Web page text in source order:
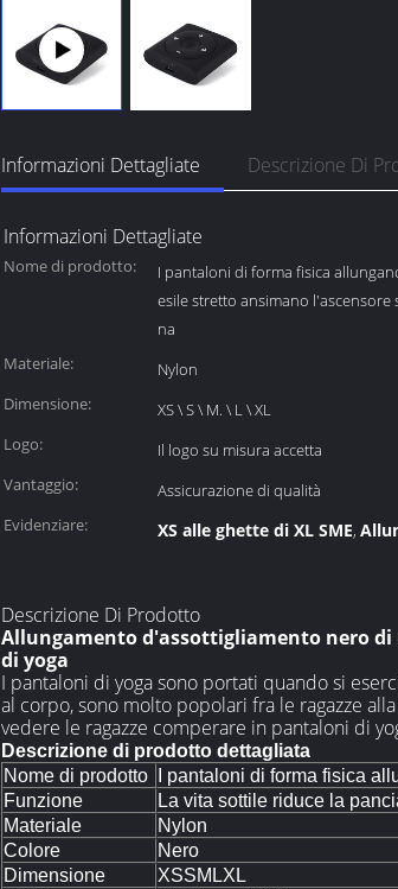
Informazioni Dettagliate Descrizione Di
Informazioni Dettagliate
Nome di prodotto:
I pantaloni di forma fisica
esile stretto ansimano l'ascensore
na
Materiale: Nylon
Dimensione:
XS \ S \ M. \ L \ XL
Logo:
Il logo su misura accetta
Vantaggio:
Assicurazione di qualità
Evidenziare:
XS alle ghette di XL SME,
Descrizione Di Prodotto
Allungamento d'assottigliamento nero di
di yoga
I pantaloni di yoga sono portati quando si
al corpo, sono molto popolari fra le ragazze
vedere le ragazze comperare in pantaloni di
Descrizione di prodotto dettagliata
Nome di prodotto
I pantaloni di forma fisica
Funzione
La vita sottile riduce la
Materiale
Nylon
Colore
Nero
Dimensione
XSSMLXL